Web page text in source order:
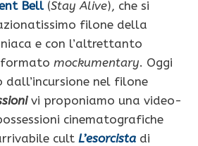
Bell (Stay Alive), che si
filone della
e con l’altrettanto
mockumentary. Oggi
dall’incursione nel filone
vi proponiamo una video-
cinematografiche
cult L’esorcista di